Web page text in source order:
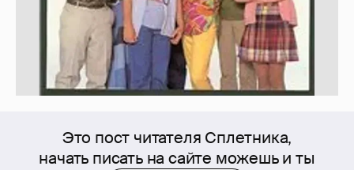
Это пост читателя Сплетника,
начать писать на сайте можешь и ты